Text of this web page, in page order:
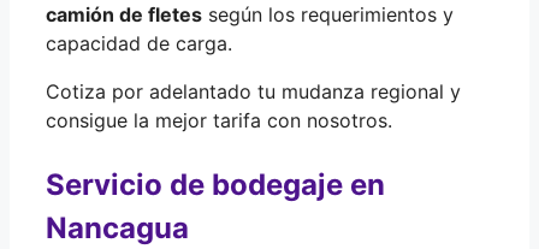
camión de fletes según los requerimientos y
capacidad de carga.
Cotiza por adelantado tu mudanza regional y
consigue la mejor tarifa con nosotros.
Servicio de bodegaje en
Nancagua